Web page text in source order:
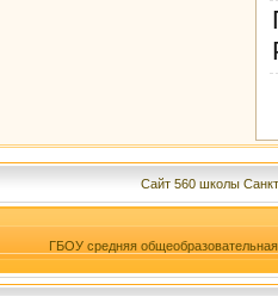
Сайт 560 школы
ГБОУ средняя